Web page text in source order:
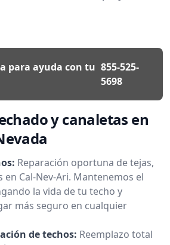
para ayuda con tu 855-525-
5698
y canaletas en
Reparación oportuna de tejas,
Cal-Nev-Ari. Mantenemos el
la vida de tu techo y
más seguro en cualquier
de techos: Reemplazo total